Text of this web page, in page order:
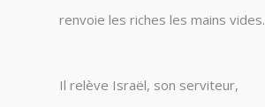
renvoie les riches les mains vides.
Il relève Israël, son serviteur,